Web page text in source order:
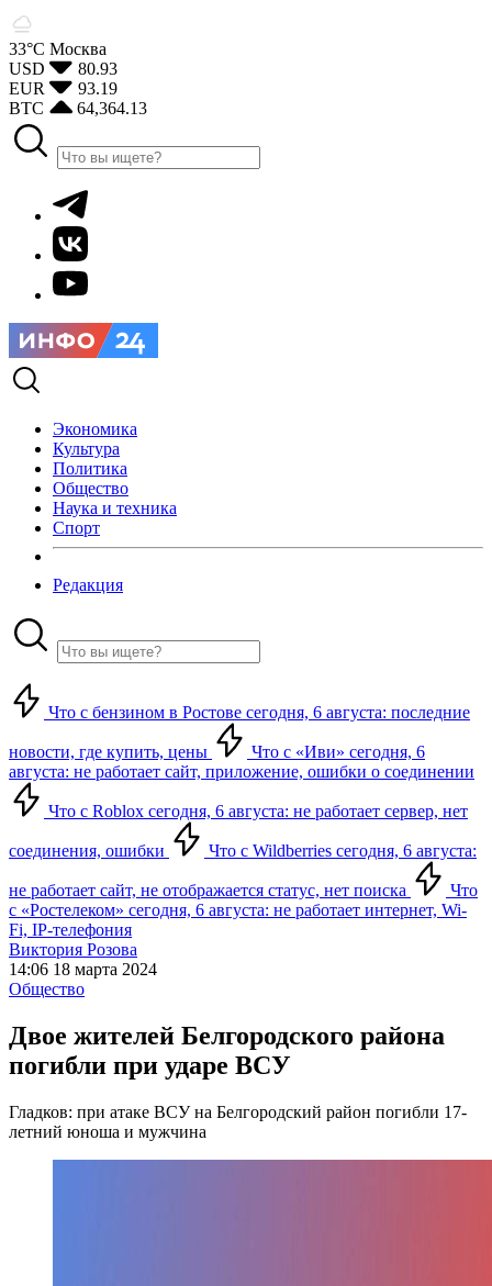
33°С Москва
USD
80.93
EUR
93.19
BTC
64,364.13
Экономика
Культура
Политика
Общество
Наука и техника
Спорт
Редакция
Что с бензином в Ростове сегодня, 6 августа: последние
новости, где купить, цены
Что с «Иви» сегодня, 6
августа: не работает сайт, приложение, ошибки о соединении
Что с Roblox сегодня, 6 августа: не работает сервер, нет
соединения, ошибки Что с Wildberries сегодня, 6 августа:
не работает сайт, не отображается статус, нет поиска
Что
с «Ростелеком» сегодня, 6 августа: не работает интернет, Wi-
Fi, IP-телефония
Виктория Розова
14:06 18 марта 2024
Общество
Двое жителей Белгородского района
погибли при ударе ВСУ
Гладков: при атаке ВСУ на Белгородский район погибли 17-
летний юноша и мужчина